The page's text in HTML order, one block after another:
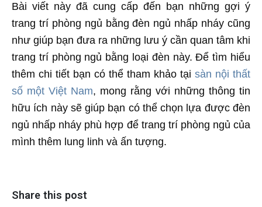
Bài viết này đã cung cấp đến bạn những gợi ý
trang trí phòng ngủ bằng đèn ngủ nhấp nháy cũng
như giúp bạn đưa ra những lưu ý cần quan tâm khi
trang trí phòng ngủ bằng loại đèn này. Để tìm hiểu
thêm chi tiết bạn có thể tham khảo tại sàn nội thất
số một Việt Nam, mong rằng với những thông tin
hữu ích này sẽ giúp bạn có thể chọn lựa được đèn
ngủ nhấp nháy phù hợp để trang trí phòng ngủ của
mình thêm lung linh và ấn tượng.
Share this post